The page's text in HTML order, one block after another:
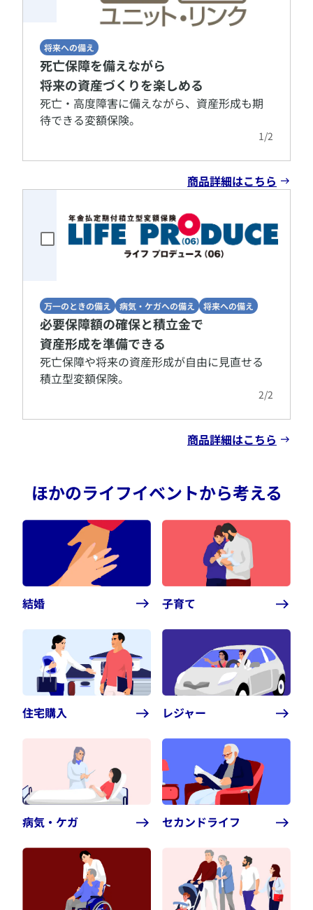
将来への備え
死亡保障を備えながら
将来の資産づくりを楽しめる
​死亡・高度障害に備えながら、資産形成も期
待できる変額保険。
1/2
商品詳細はこちら
万一のときの備え 病気・ケガへの備え 将来への備え
必要保障額の確保と積立金で
資産形成を準備できる
​死亡保障や将来の資産形成が自由に見直せる
積立型変額保険。
2/2
商品詳細はこちら
ほかのライフイベントから考える
結婚 子育て
住宅購入 レジャー
病気・ケガ セカンドライフ